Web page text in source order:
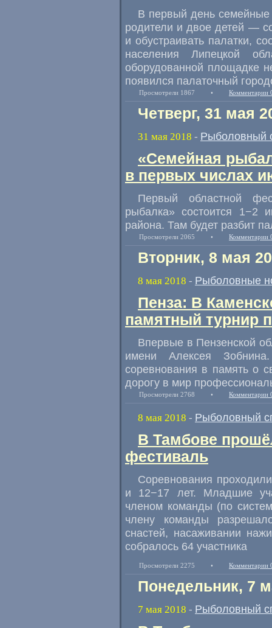
В первый день
родители и двое детей —
и обустраивать палатки,
населения Липецкой
оборудованной площадке
появился палаточный
Просмотрели 1867 • Комментарии
Четверг, 31 мая
31 мая 2018 - Рыболовный
«Семейная
в первых числах
Первый областной
рыбалка» состоится 1−2
района. Там будет разбит
Просмотрели 2065 • Комментарии
Вторник, 8 мая
8 мая 2018 - Рыболовные
Пенза: В
памятный турнир
Впервые в Пензенской
имени Алексея
соревнования в память о
дорогу в мир
Просмотрели 2768 • Комментарии
8 мая 2018 - Рыболовный
В Тамбове
фестиваль
Соревнования
и 12−17 лет. Младшие
членом команды (по
члену команды
снастей, насаживании
собралось 64 участника
Просмотрели 2275 • Комментарии
Понедельник, 7
7 мая 2018 - Рыболовный